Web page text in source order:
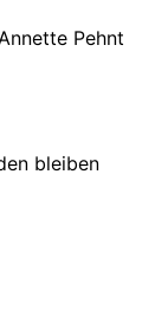
Pehnt
bleiben